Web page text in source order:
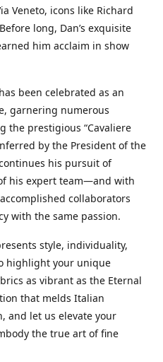
Veneto, icons like Richard
long, Dan’s exquisite
him acclaim in show
has been celebrated as an
garnering numerous
the prestigious “Cavaliere
by the President of the
his pursuit of
his expert team—and with
collaborators
with the same passion.
style, individuality,
highlight your unique
as vibrant as the Eternal
that melds Italian
and let us elevate your
the true art of fine